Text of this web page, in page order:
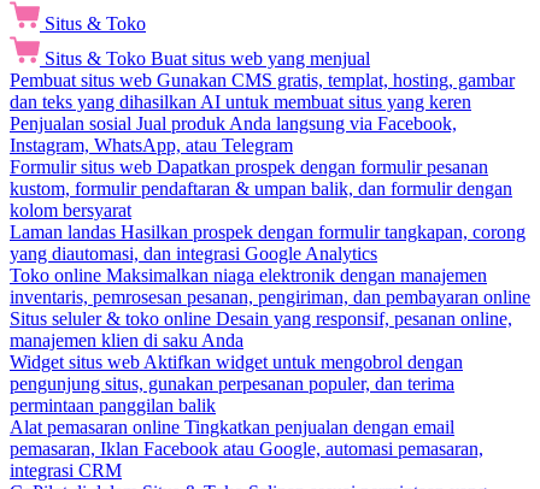
Situs & Toko
Situs & Toko Buat situs web yang menjual
Pembuat situs web Gunakan CMS gratis, templat, hosting, gambar
dan teks yang dihasilkan AI untuk membuat situs yang keren
Penjualan sosial Jual produk Anda langsung via Facebook,
Instagram, WhatsApp, atau Telegram
Formulir situs web Dapatkan prospek dengan formulir pesanan
kustom, formulir pendaftaran & umpan balik, dan formulir dengan
kolom bersyarat
Laman landas Hasilkan prospek dengan formulir tangkapan, corong
yang diautomasi, dan integrasi Google Analytics
Toko online Maksimalkan niaga elektronik dengan manajemen
inventaris, pemrosesan pesanan, pengiriman, dan pembayaran online
Situs seluler & toko online Desain yang responsif, pesanan online,
manajemen klien di saku Anda
Widget situs web Aktifkan widget untuk mengobrol dengan
pengunjung situs, gunakan perpesanan populer, dan terima
permintaan panggilan balik
Alat pemasaran online Tingkatkan penjualan dengan email
pemasaran, Iklan Facebook atau Google, automasi pemasaran,
integrasi CRM